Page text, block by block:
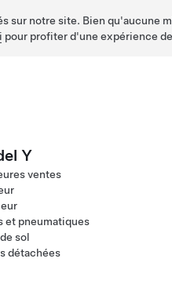
notre site. Bien qu'aucune
pour profiter d'une expérience
Y
ventes
et pneumatiques
sol
détachées